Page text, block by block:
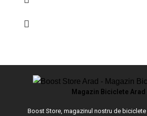
Magazin Biciclete Arad
Boost Store, magazinul nostru de